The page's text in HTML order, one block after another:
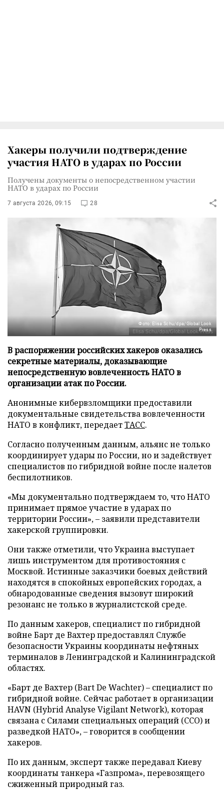
Хакеры получили подтверждение
участия НАТО в ударах по России
Получены документы о непосредственном участии
НАТО в ударах по России
7 августа 2026, 09:15 28
Фото: Elisa Schu/dpa/Global Look
Press
В распоряжении российских хакеров оказались
секретные материалы, доказывающие
непосредственную вовлеченность НАТО в
организации атак по России.
Анонимные кибервзломщики предоставили
документальные свидетельства вовлеченности
НАТО в конфликт, передаетТАСС.
Согласно полученным данным, альянс не только
координирует удары по России, но и задействует
специалистов по гибридной войне после налетов
беспилотников.
«Мы документально подтверждаем то, что НАТО
принимает прямое участие в ударах по
территории России», – заявили представители
хакерской группировки.
Они также отметили, что Украина выступает
лишь инструментом для противостояния с
Москвой. Истинные заказчики боевых действий
находятся в спокойных европейских городах, а
обнародованные сведения вызовут широкий
резонанс не только в журналистской среде.
По данным хакеров, специалист по гибридной
войне Барт де Вахтер предоставлял Службе
безопасности Украины координаты нефтяных
терминалов в Ленинградской и Калининградской
областях.
«Барт де Вахтер (Bart De Wachter) – специалист по
гибридной войне. Сейчас работает в организации
HAVN (Hybrid Analyse Vigilant Network), которая
связана с Силами специальных операций (ССО) и
разведкой НАТО», – говорится в сообщении
хакеров.
По их данным, эксперт также передавал Киеву
координаты танкера «Газпрома», перевозящего
сжиженный природный газ.